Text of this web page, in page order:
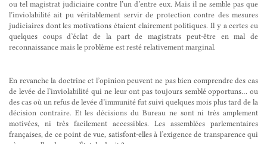
ou tel magistrat judiciaire contre l’un d’entre eux. Mais il ne semble pas que
l’inviolabilité ait pu véritablement servir de protection contre des mesures
judiciaires dont les motivations étaient clairement politiques. Il y a certes eu
quelques coups d’éclat de la part de magistrats peut-être en mal de
reconnaissance mais le problème est resté relativement marginal.
En revanche la doctrine et l’opinion peuvent ne pas bien comprendre des cas
de levée de l’inviolabilité qui ne leur ont pas toujours semblé opportuns… ou
des cas où un refus de levée d’immunité fut suivi quelques mois plus tard de la
décision contraire. Et les décisions du Bureau ne sont ni très amplement
motivées, ni très facilement accessibles. Les assemblées parlementaires
françaises, de ce point de vue, satisfont-elles à l’exigence de transparence qui